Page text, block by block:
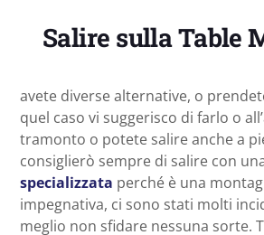
Salire sulla Table
avete diverse alternative, o
quel caso vi suggerisco di farlo o
tramonto o potete salire anche a
consiglierò sempre di salire con
specializzata perché è una
impegnativa, ci sono stati molti
meglio non sfidare nessuna sorte.